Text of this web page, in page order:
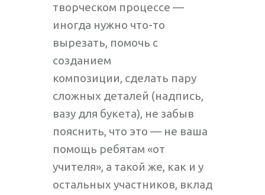
творческом процессе —
иногда нужно что-то
вырезать, помочь с
созданием
композиции, сделать пару
сложных деталей (надпись,
вазу для букета), не забыв
пояснить, что это — не ваша
помощь ребятам «от
учителя», а такой же, как и у
остальных участников, вклад